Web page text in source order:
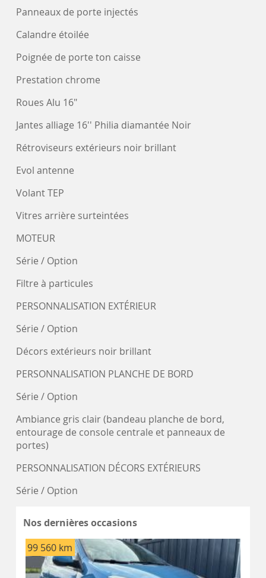
Panneaux de porte injectés
Calandre étoilée
Poignée de porte ton caisse
Prestation chrome
Roues Alu 16"
Jantes alliage 16'' Philia diamantée Noir
Rétroviseurs extérieurs noir brillant
Evol antenne
Volant TEP
Vitres arrière surteintées
MOTEUR
Série / Option
Filtre à particules
PERSONNALISATION EXTÉRIEUR
Série / Option
Décors extérieurs noir brillant
PERSONNALISATION PLANCHE DE BORD
Série / Option
Ambiance gris clair (bandeau planche de bord,
entourage de console centrale et panneaux de
portes)
PERSONNALISATION DÉCORS EXTÉRIEURS
Série / Option
Nos dernières occasions
99 560 km